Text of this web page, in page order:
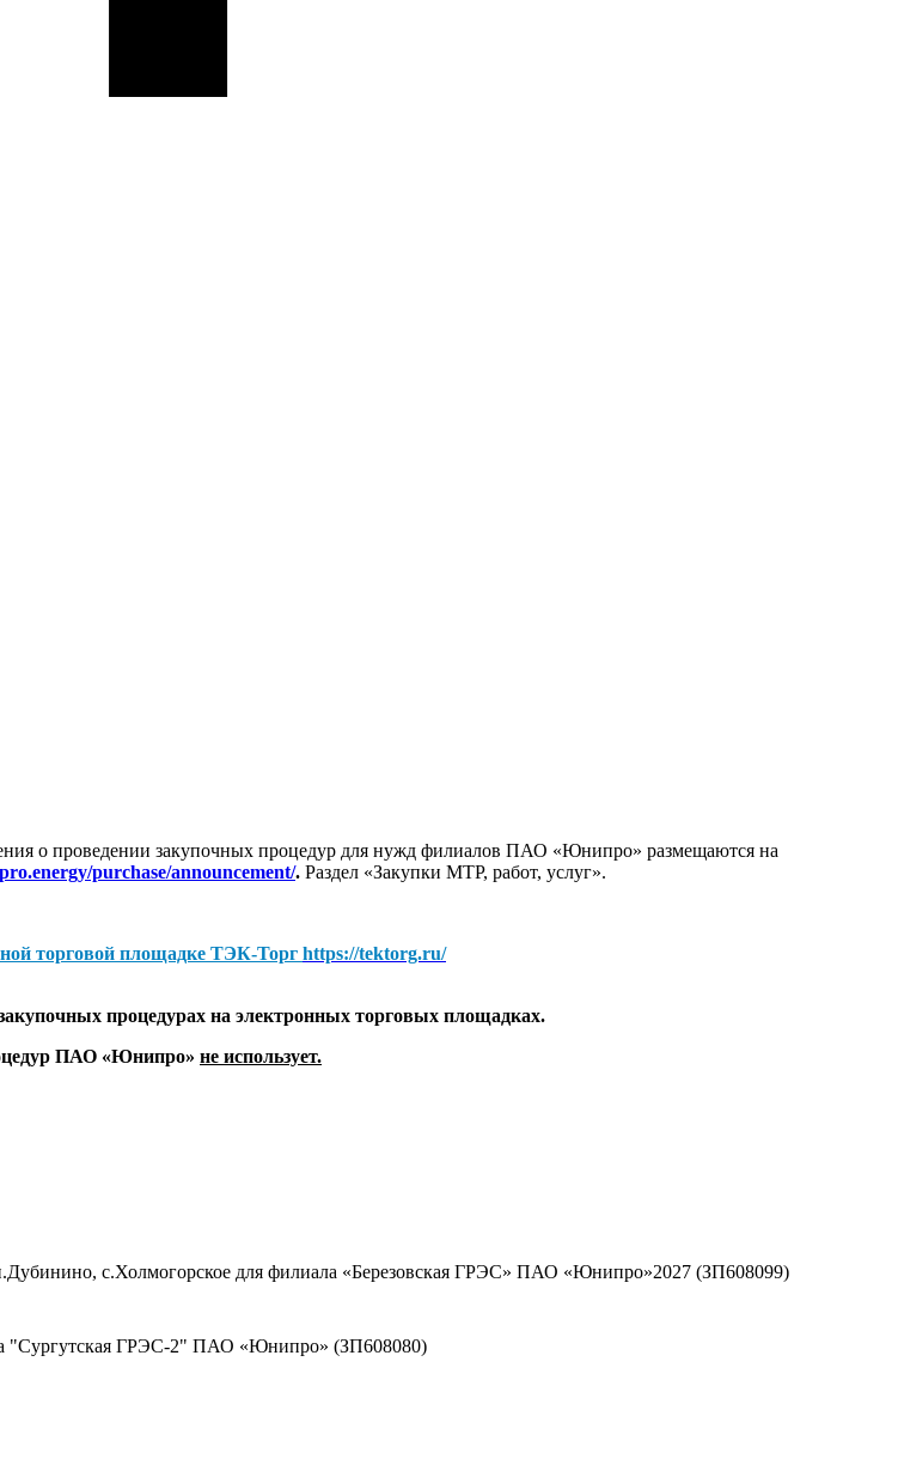
о проведении закупочных процедур для нужд филиалов ПАО «Юнипро» размещаются на
purchase/announcement/. Раздел «Закупки МТР, работ, услуг».
торговой площадке ТЭК-Торг https://tektorg.ru/
процедурах на электронных торговых площадках.
ПАО «Юнипро» не использует.
с.Холмогорское для филиала «Березовская ГРЭС» ПАО «Юнипро»2027 (ЗП608099)
"Сургутская ГРЭС-2" ПАО «Юнипро» (ЗП608080)